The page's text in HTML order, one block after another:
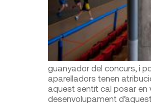
guanyador del concurs, i
aparelladors tenen
aquest sentit cal posar en
desenvolupament